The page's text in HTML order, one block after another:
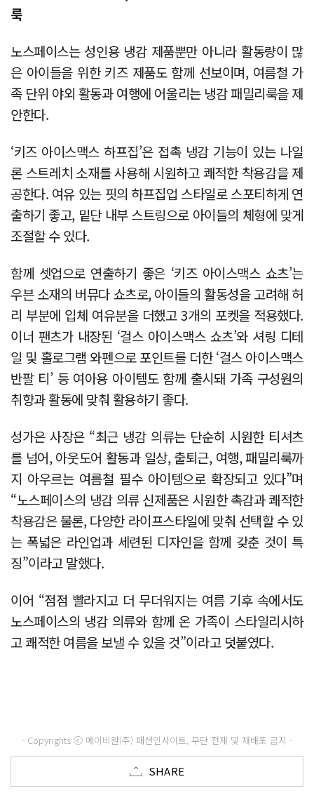
룩
노스페이스는 성인용 냉감 제품뿐만 아니라 활동량이 많
은 아이들을 위한 키즈 제품도 함께 선보이며, 여름철 가
족 단위 야외 활동과 여행에 어울리는 냉감 패밀리룩을 제
안한다.
‘키즈 아이스맥스 하프집’은 접촉 냉감 기능이 있는 나일
론 스트레치 소재를 사용해 시원하고 쾌적한 착용감을 제
공한다. 여유 있는 핏의 하프집업 스타일로 스포티하게 연
출하기 좋고, 밑단 내부 스트링으로 아이들의 체형에 맞게
조절할 수 있다.
함께 셋업으로 연출하기 좋은 ‘키즈 아이스맥스 쇼츠’는
우븐 소재의 버뮤다 쇼츠로, 아이들의 활동성을 고려해 허
리 부분에 입체 여유분을 더했고 3개의 포켓을 적용했다.
이너 팬츠가 내장된 ‘걸스 아이스맥스 쇼츠’와 셔링 디테
일 및 홀로그램 와펜으로 포인트를 더한 ‘걸스 아이스맥스
반팔 티’ 등 여아용 아이템도 함께 출시돼 가족 구성원의
취향과 활동에 맞춰 활용하기 좋다.
성가은 사장은 “최근 냉감 의류는 단순히 시원한 티셔츠
를 넘어, 아웃도어 활동과 일상, 출퇴근, 여행, 패밀리룩까
지 아우르는 여름철 필수 아이템으로 확장되고 있다”며
“노스페이스의 냉감 의류 신제품은 시원한 촉감과 쾌적한
착용감은 물론, 다양한 라이프스타일에 맞춰 선택할 수 있
는 폭넓은 라인업과 세련된 디자인을 함께 갖춘 것이 특
징”이라고 말했다.
이어 “점점 빨라지고 더 무더워지는 여름 기후 속에서도
노스페이스의 냉감 의류와 함께 온 가족이 스타일리시하
고 쾌적한 여름을 보낼 수 있을 것”이라고 덧붙였다.
- Copyrights ⓒ 메이비원(주) 패션인사이트, 무단 전재 및 재배포 금지 -
SHARE